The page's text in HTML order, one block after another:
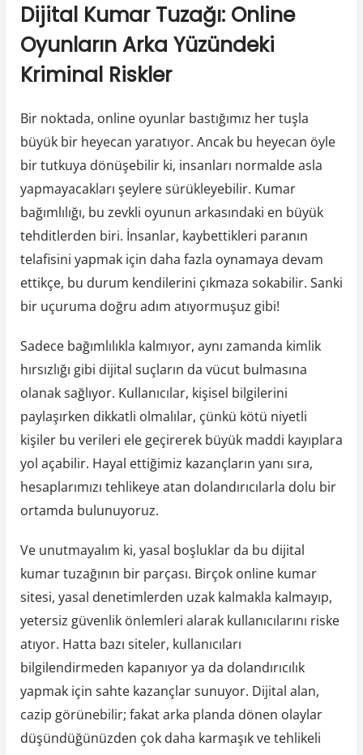
Dijital Kumar Tuzağı: Online
Oyunların Arka Yüzündeki
Kriminal Riskler
Bir noktada, online oyunlar bastığımız her tuşla
büyük bir heyecan yaratıyor. Ancak bu heyecan öyle
bir tutkuya dönüşebilir ki, insanları normalde asla
yapmayacakları şeylere sürükleyebilir. Kumar
bağımlılığı, bu zevkli oyunun arkasındaki en büyük
tehditlerden biri. İnsanlar, kaybettikleri paranın
telafisini yapmak için daha fazla oynamaya devam
ettikçe, bu durum kendilerini çıkmaza sokabilir. Sanki
bir uçuruma doğru adım atıyormuşuz gibi!
Sadece bağımlılıkla kalmıyor, aynı zamanda kimlik
hırsızlığı gibi dijital suçların da vücut bulmasına
olanak sağlıyor. Kullanıcılar, kişisel bilgilerini
paylaşırken dikkatli olmalılar, çünkü kötü niyetli
kişiler bu verileri ele geçirerek büyük maddi kayıplara
yol açabilir. Hayal ettiğimiz kazançların yanı sıra,
hesaplarımızı tehlikeye atan dolandırıcılarla dolu bir
ortamda bulunuyoruz.
Ve unutmayalım ki, yasal boşluklar da bu dijital
kumar tuzağının bir parçası. Birçok online kumar
sitesi, yasal denetimlerden uzak kalmakla kalmayıp,
yetersiz güvenlik önlemleri alarak kullanıcılarını riske
atıyor. Hatta bazı siteler, kullanıcıları
bilgilendirmeden kapanıyor ya da dolandırıcılık
yapmak için sahte kazançlar sunuyor. Dijital alan,
cazip görünebilir; fakat arka planda dönen olaylar
düşündüğünüzden çok daha karmaşık ve tehlikeli